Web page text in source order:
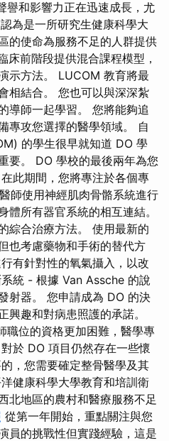
譽和影響力正在迅速成長，尤
為是一所研究生健康科學大
的使命為服務不足的人群提供
床前階段提供混合課程模型，
示方法。 LUCOM 教育將最
相結合。 您也可以與深深紮
導師一起學習。 您將能夠追
專攻您選擇的醫學領域。 自
的學生很早就知道 DO 學
要。 DO 學校的最後兩年為您
此期間，您將專注於各個專
師使用神經肌肉骨骼系統進行
所有器官系統的相互連結。
綜合治療方法。 使用最新的
也考慮藥物和手術的替代方
有針對性的氧氣攝入，以改
統 - 根據 Van Assche 的說
射器。 您申請成為 DO 的決
興趣和對病患照護的承諾。
職位的資格更加困難，醫學專
於 DO 項目仍然存在一些懷
，您需要確定整骨醫學及其
健康科學大學教育和培訓衛
北地區的農村和醫療服務不足
從第一年開始，重點關注與您
員的挑戰性但實踐經驗，這是